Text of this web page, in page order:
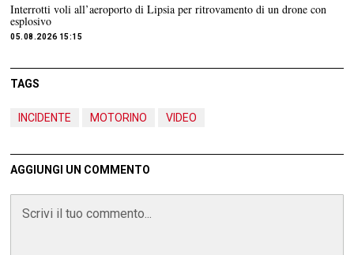
Interrotti voli all’aeroporto di Lipsia per ritrovamento di un drone con
esplosivo
05.08.2026 15:15
TAGS
INCIDENTE MOTORINO VIDEO
AGGIUNGI UN COMMENTO